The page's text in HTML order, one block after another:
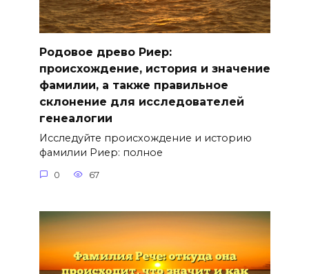
Родовое древо Риер:
происхождение, история и значение
фамилии, а также правильное
склонение для исследователей
генеалогии
Исследуйте происхождение и историю
фамилии Риер: полное
0 67